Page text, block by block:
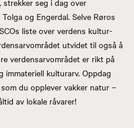
og Engerdal. Selve Røros
liste over verdens kultur-
utvidet til også å
verdensarvområdet er rikt på
immateriell kulturarv. Oppdag
du opplever vakker natur –
av lokale råvarer!